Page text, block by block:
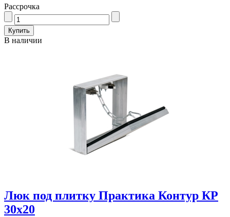
Рассрочка
В наличии
Люк под плитку Практика Контур КР
30х20